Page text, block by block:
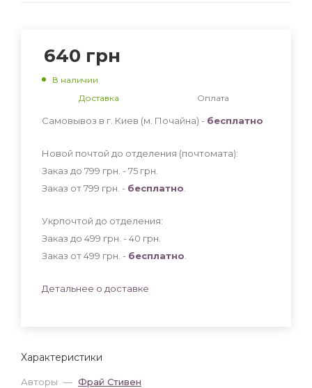
Характеристики
Авторы — Фрай Стивен
640 грн
В наличии
Доставка
Оплата
Самовывоз в г. Киев (м. Почайна) - бесплатно
Новой почтой до отделения (почтомата):
Заказ до 799 грн. - 75 грн
Заказ от 799 грн. - бесплатно
Укрпочтой до отделения:
Заказ до 499 грн. - 40 грн
Заказ от 499 грн. - бесплатно
Детальнее о доставке